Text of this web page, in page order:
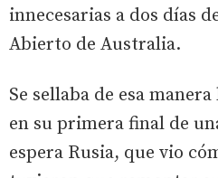
innecesarias a dos días
Abierto de Australia.
Se sellaba de esa
en su primera final de
espera Rusia, que vio